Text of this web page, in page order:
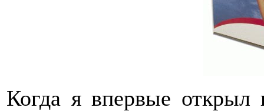
Когда я впервые открыл